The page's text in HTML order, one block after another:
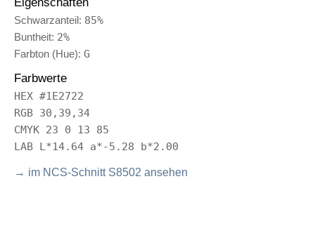
Schwarzanteil: 85%
Buntheit: 2%
Farbton (Hue): G
Farbwerte
HEX #1E2722
RGB 30,39,34
CMYK 23 0 13 85
LAB L*14.64 a*-5.28 b*2.00
→ im NCS-Schnitt S8502 ansehen